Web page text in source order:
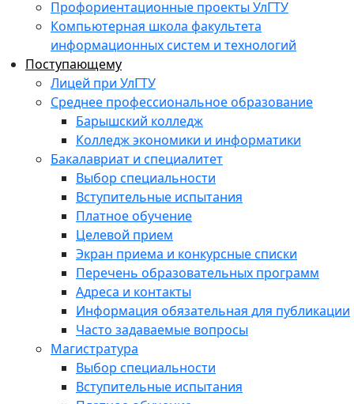
Профориентационные проекты УлГТУ
Компьютерная школа факультета
информационных систем и технологий
Поступающему
Лицей при УлГТУ
Среднее профессиональное образование
Барышский колледж
Колледж экономики и информатики
Бакалавриат и специалитет
Выбор специальности
Вступительные испытания
Платное обучение
Целевой прием
Экран приема и конкурсные списки
Перечень образовательных программ
Адреса и контакты
Информация обязательная для публикации
Часто задаваемые вопросы
Магистратура
Выбор специальности
Вступительные испытания